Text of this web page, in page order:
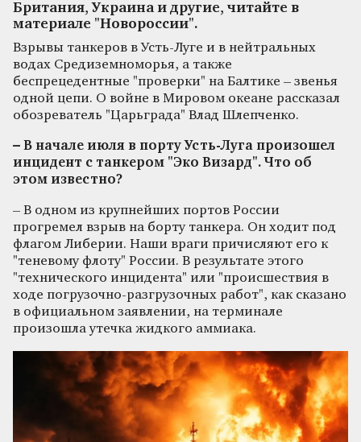
Британия, Украина и другие, читайте в
материале "Новороссии".
Взрывы танкеров в Усть-Луге и в нейтральных
водах Средиземноморья, а также
беспрецедентные "проверки" на Балтике – звенья
одной цепи. О войне в Мировом океане рассказал
обозреватель "Царьграда" Влад Шлепченко.
– В начале июля в порту Усть-Луга произошел
инцидент с танкером "Эко Визард". Что об
этом известно?
– В одном из крупнейших портов России
прогремел взрыв на борту танкера. Он ходит под
флагом Либерии. Наши враги причисляют его к
"теневому флоту" России. В результате этого
"технического инцидента" или "происшествия в
ходе погрузочно-разгрузочных работ", как сказано
в официальном заявлении, на терминале
произошла утечка жидкого аммиака.